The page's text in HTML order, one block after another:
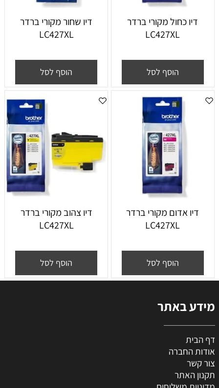
דיו כחול מקורי ברדר
LC427XL
הוסף לסל
דיו שחור מקורי ברדר
LC427XL
הוסף לסל
דיו אדום מקורי ברדר
LC427XL
הוסף לסל
דיו צהוב מקורי ברדר
LC427XL
הוסף לסל
מידע באתר
דף הבית
אודות החברה
צור קשר
תקנון האתר